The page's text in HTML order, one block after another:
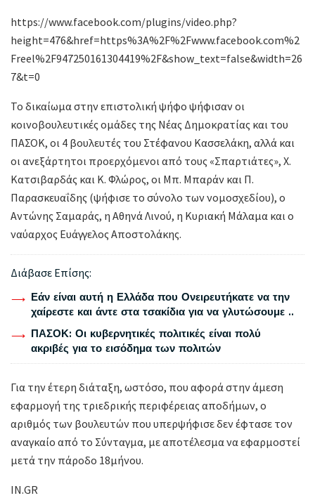
https://www.facebook.com/plugins/video.php?
height=476&href=https%3A%2F%2Fwww.facebook.com%2
Freel%2F947250161304419%2F&show_text=false&width=26
7&t=0
Το δικαίωμα στην επιστολική ψήφο ψήφισαν οι
κοινοβουλευτικές ομάδες της Νέας Δημοκρατίας και του
ΠΑΣΟΚ, οι 4 βουλευτές του Στέφανου Κασσελάκη, αλλά και
οι ανεξάρτητοι προερχόμενοι από τους «Σπαρτιάτες», Χ.
Κατσιβαρδάς και Κ. Φλώρος, οι Μπ. Μπαράν και Π.
Παρασκευαΐδης (ψήφισε το σύνολο των νομοσχεδίου), ο
Αντώνης Σαμαράς, η Αθηνά Λινού, η Κυριακή Μάλαμα και ο
ναύαρχος Ευάγγελος Αποστολάκης.
Διάβασε Επίσης:
Εάν είναι αυτή η Ελλάδα που Ονειρευτήκατε να την
χαίρεστε και άντε στα τσακίδια για να γλυτώσουμε ..
ΠΑΣΟΚ: Οι κυβερνητικές πολιτικές είναι πολύ
ακριβές για το εισόδημα των πολιτών
Για την έτερη διάταξη, ωστόσο, που αφορά στην άμεση
εφαρμογή της τριεδρικής περιφέρειας αποδήμων, ο
αριθμός των βουλευτών που υπερψήφισε δεν έφτασε τον
αναγκαίο από το Σύνταγμα, με αποτέλεσμα να εφαρμοστεί
μετά την πάροδο 18μήνου.
IN.GR